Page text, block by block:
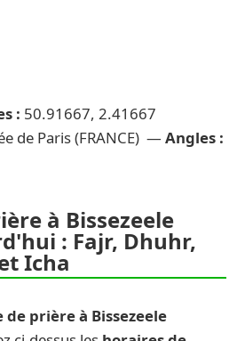
: 50.91667, 2.41667
de Paris (FRANCE) — Angles :
à Bissezeele
: Fajr, Dhuhr,
Icha
de prière à Bissezeele